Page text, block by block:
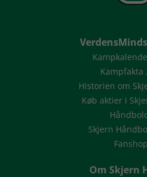
Kampfakta
Historien om
Køb aktier i
Skjern
Om Skjern